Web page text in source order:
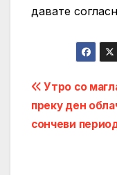
давате
Post
Утро со
преку ден
сончеви